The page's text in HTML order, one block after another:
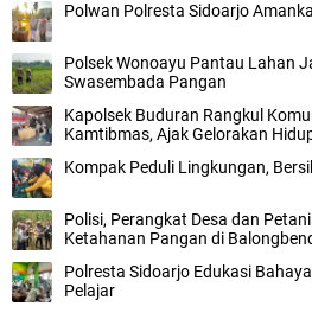
Polwan Polresta Sidoarjo
Polsek Wonoayu Pantau Lahan
Swasembada Pangan
Kapolsek Buduran Rangkul
Kamtibmas, Ajak Gelorakan
Kompak Peduli Lingkungan,
Polisi, Perangkat Desa dan
Ketahanan Pangan di
Polresta Sidoarjo Edukasi
Pelajar